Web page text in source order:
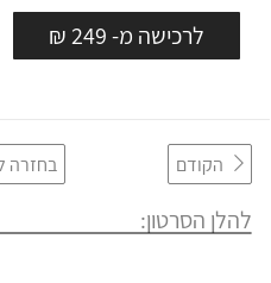
לרכישה מ- 249 ₪
הקודם בחזרה
להלן הסרטון: